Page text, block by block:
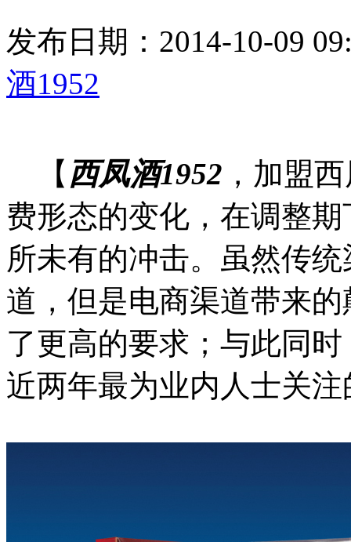
发布日期：2014-10-09
酒1952
【 西凤酒1952 ，加盟
费形态的变化，在调整
所未有的冲击。虽然传
道，但是电商渠道带来
了更高的要求；与此同
近两年最为业内人士关